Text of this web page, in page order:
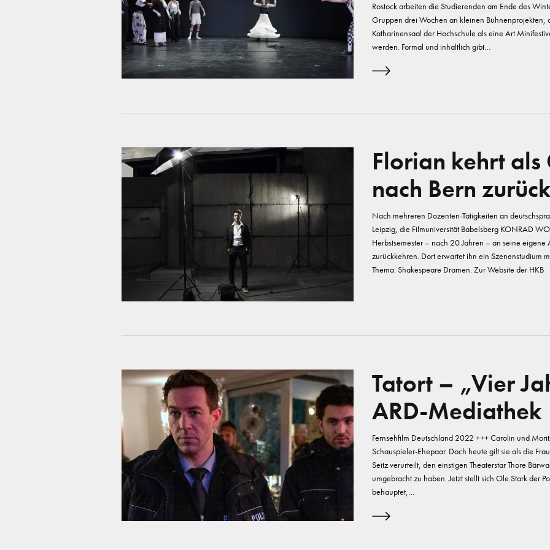
Rostock arbeiten die Studierenden am Ende des
Gruppen drei Wochen an kleinen Bühnenprojekten,
Katharinensaal der Hochschule als eine Art
werden. Formal und inhaltlich gibt…
Florian kehrt als
nach Bern zurück
Nach mehreren Dozenten-Tätigkeiten an
Leipzig, die Filmuniversität Babelsberg KONRAD
Herbstsemester – nach 20 Jahren – an seine eigene
zurückkehren. Dort erwartet ihn ein Szenenstudium
Thema: Shakespeare Dramen. Zur Website der HKB
Tatort – „Vier
ARD-Mediathek
Fernsehfilm Deutschland 2022 +++ Carolin und
Schauspieler-Ehepaar. Doch heute gilt sie als die
Seitz verurteilt, den einstigen Theaterstar Thore
umgebracht zu haben. Jetzt stellt sich Ole Stark der
behauptet,…